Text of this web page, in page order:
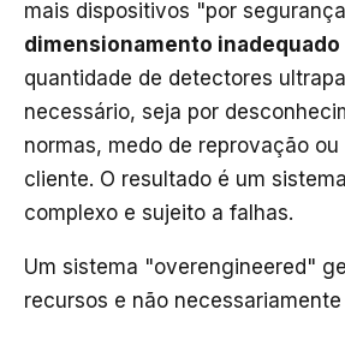
mais dispositivos "por
dimensionamento inadequado
quantidade de detectores
necessário, seja por
normas, medo de reprovação
cliente. O resultado é um
complexo e sujeito a falhas.
Um sistema "overengineered"
recursos e não